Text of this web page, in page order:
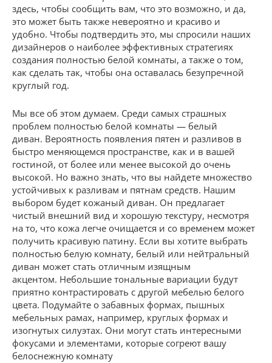
здесь, чтобы сообщить вам, что это возможно, и да,
это может быть также невероятно и красиво и
удобно. Чтобы подтвердить это, мы спросили наших
дизайнеров о наиболее эффективных стратегиях
создания полностью белой комнаты, а также о том,
как сделать так, чтобы она оставалась безупречной
круглый год.
Мы все об этом думаем. Среди самых страшных
проблем полностью белой комнаты — белый
диван. Вероятность появления пятен и разливов в
быстро меняющемся пространстве, как и в вашей
гостиной, от более или менее высокой до очень
высокой. Но важно знать, что вы найдете множество
устойчивых к разливам и пятнам средств. Нашим
выбором будет кожаный диван. Он предлагает
чистый внешний вид и хорошую текстуру, несмотря
на то, что кожа легче очищается и со временем может
получить красивую патину. Если вы хотите выбрать
полностью белую комнату, белый или нейтральный
диван может стать отличным изящным
акцентом. Небольшие тональные вариации будут
приятно контрастировать с другой мебелью белого
цвета. Подумайте о забавных формах, пышных
мебельных рамах, например, круглых формах и
изогнутых силуэтах. Они могут стать интересными
фокусами и элементами, которые согреют вашу
белоснежную комнату